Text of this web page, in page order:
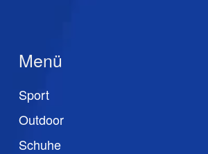
Menü
Sport
Outdoor
Schuhe